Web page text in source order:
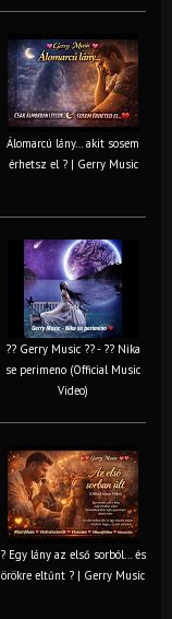
Álomarcú lány… akit sosem
érhetsz el ? | Gerry Music
?? Gerry Music ?? - ?? Nika
se perimeno (Official Music
Video)
? Egy lány az első sorból… és
örökre eltűnt ? | Gerry Music